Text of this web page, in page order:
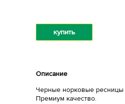
купить
Описание
Черные норковые ресницы
Премиум качество.